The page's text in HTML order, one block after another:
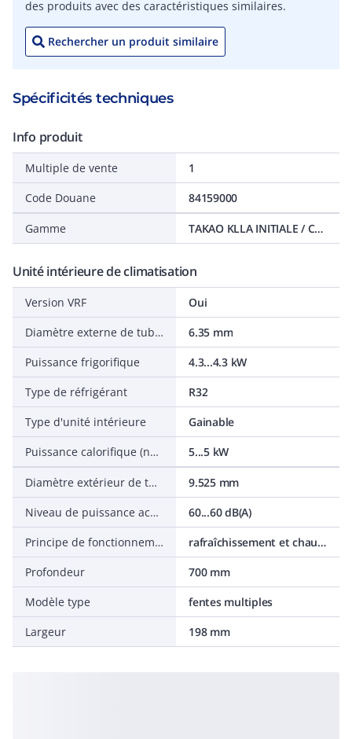
des produits avec des caractéristiques similaires.
Rechercher un produit similaire
Spécificités techniques
Info produit
Multiple de vente
1
Code Douane
84159000
Gamme TAKAO KLLA INITIALE / CONFORT
Unité intérieure de climatisation
Version VRF
Oui
Diamètre externe de tube conduite de liquide
6.35 mm
Puissance frigorifique
4.3...4.3 kW
Type de réfrigérant
R32
Type d'unité intérieure
Gainable
Puissance calorifique (nominale)
5...5 kW
Diamètre extérieur de tuyau, conduite d'aspiration
9.525 mm
Niveau de puissance acoustique
60...60 dB(A)
Principe de fonctionnement
rafraîchissement et chauffage
Profondeur
700 mm
Modèle type
fentes multiples
Largeur
198 mm